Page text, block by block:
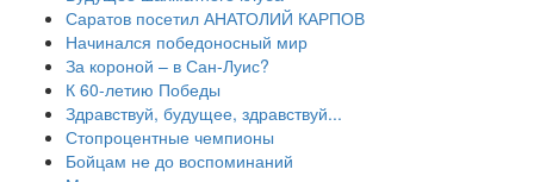
Саратов посетил АНАТОЛИЙ КАРПОВ
Начинался победоносный мир
За короной – в Сан-Луис?
К 60-летию Победы
Здравствуй, будущее, здравствуй...
Стопроцентные чемпионы
Бойцам не до воспоминаний